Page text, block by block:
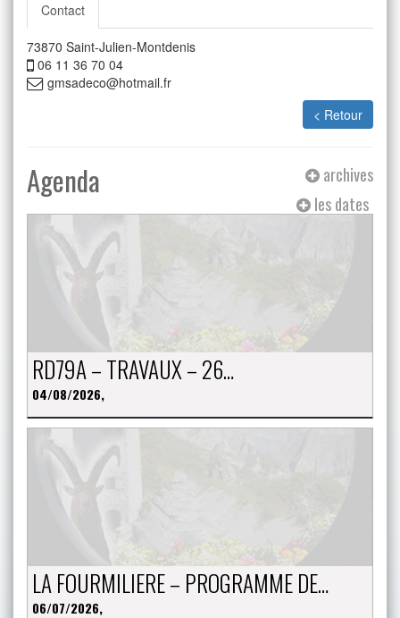
Contact
73870 Saint-Julien-Montdenis
06 11 36 70 04
gmsadeco@hotmail.fr
< Retour
Agenda
archives
les dates
RD79A – TRAVAUX – 26…
04/08/2026,
LA FOURMILIERE – PROGRAMME DE…
06/07/2026,